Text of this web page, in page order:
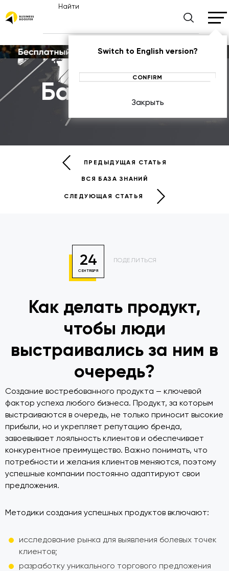
Найти
Switch to English version?
CONFIRM
Закрыть
База знаний
ПРЕДЫДУЩАЯ СТАТЬЯ
ВСЯ БАЗА ЗНАНИЙ
СЛЕДУЮЩАЯ СТАТЬЯ
24
СЕНТЯБРЯ
ПОДЕЛИТЬСЯ
Как делать продукт,
чтобы люди
выстраивались за ним в
очередь?
Создание востребованного продукта — ключевой
фактор успеха любого бизнеса. Продукт, за которым
выстраиваются в очередь, не только приносит высокие
прибыли, но и укрепляет репутацию бренда,
завоевывает лояльность клиентов и обеспечивает
конкурентное преимущество. Важно понимать, что
потребности и желания клиентов меняются, поэтому
успешные компании постоянно адаптируют свои
предложения.
Методики создания успешных продуктов включают:
исследование рынка для выявления болевых точек
клиентов;
разработку уникального торгового предложения